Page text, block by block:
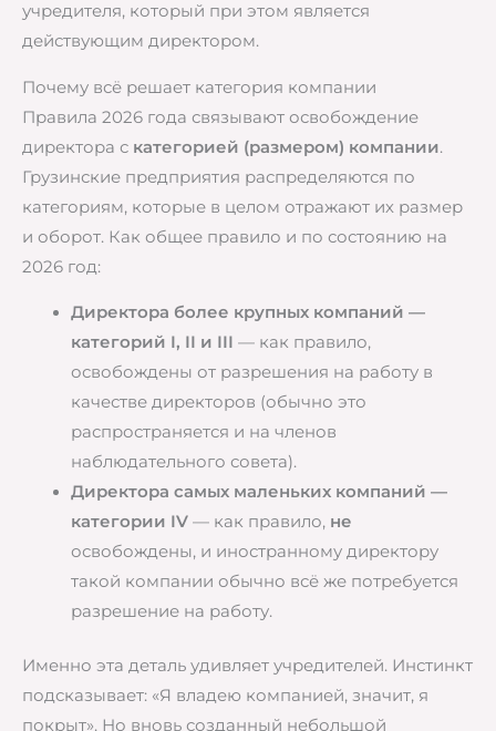
учредителя, который при этом является
действующим директором.
Почему всё решает категория компании
Правила 2026 года связывают освобождение
директора с категорией (размером) компании.
Грузинские предприятия распределяются по
категориям, которые в целом отражают их размер
и оборот. Как общее правило и по состоянию на
2026 год:
Директора более крупных компаний —
категорий I, II и III — как правило,
освобождены от разрешения на работу в
качестве директоров (обычно это
распространяется и на членов
наблюдательного совета).
Директора самых маленьких компаний —
категории IV— как правило, не
освобождены, и иностранному директору
такой компании обычно всё же потребуется
разрешение на работу.
Именно эта деталь удивляет учредителей. Инстинкт
подсказывает: «Я владею компанией, значит, я
покрыт». Но вновь созданный небольшой